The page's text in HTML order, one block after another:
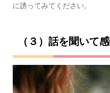
に誘ってみてください。
（３）話を聞いて